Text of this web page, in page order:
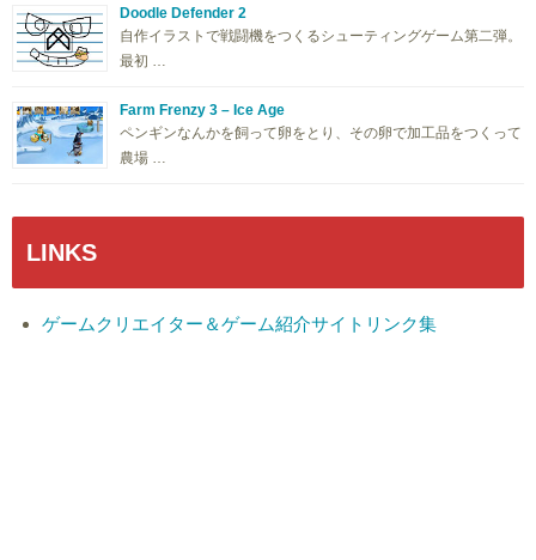
Doodle Defender 2
自作イラストで戦闘機をつくるシューティングゲーム第二弾。
最初 …
Farm Frenzy 3 – Ice Age
ペンギンなんかを飼って卵をとり、その卵で加工品をつくって
農場 …
LINKS
ゲームクリエイター＆ゲーム紹介サイトリンク集